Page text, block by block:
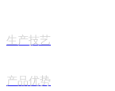
生产技艺
产品优势